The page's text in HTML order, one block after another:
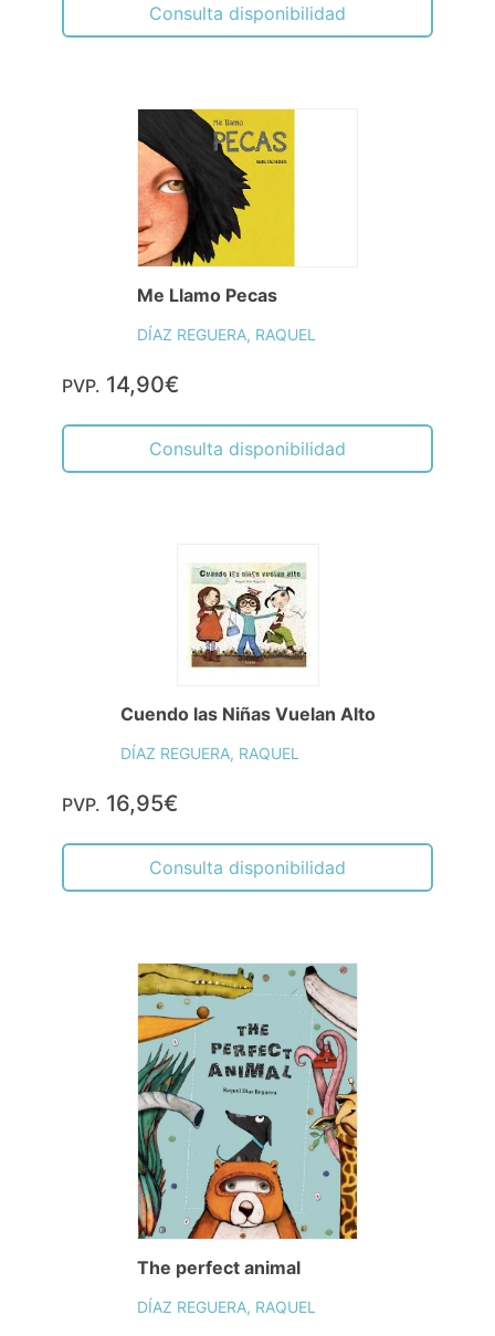
Consulta disponibilidad
Me Llamo Pecas
DÍAZ REGUERA, RAQUEL
PVP. 14,90€
Consulta disponibilidad
Cuendo las Niñas Vuelan Alto
DÍAZ REGUERA, RAQUEL
PVP. 16,95€
Consulta disponibilidad
The perfect animal
DÍAZ REGUERA, RAQUEL